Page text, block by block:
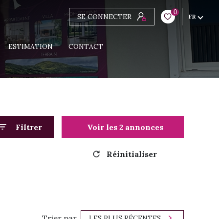
SE CONNECTER
0
FR
ESTIMATION CONTACT
Filtrer Voir les 2 annonces
Réinitialiser